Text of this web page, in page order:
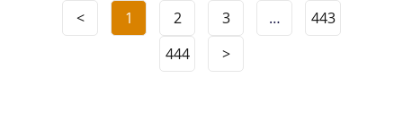
< 1 2 3 …
443
444
>